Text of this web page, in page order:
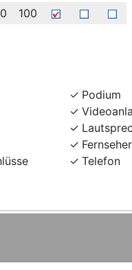
100
Podium
Fernseher
Telefon